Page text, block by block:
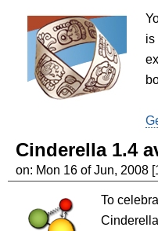
is
Cinderella 1.4
on: Mon 16 of Jun, 2008
To